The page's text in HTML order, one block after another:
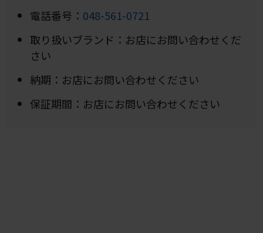
電話番号： 048-561-0721
取り扱いブランド：お店にお問い合わせくだ
さい
納期：お店にお問い合わせください
保証期間：お店にお問い合わせください